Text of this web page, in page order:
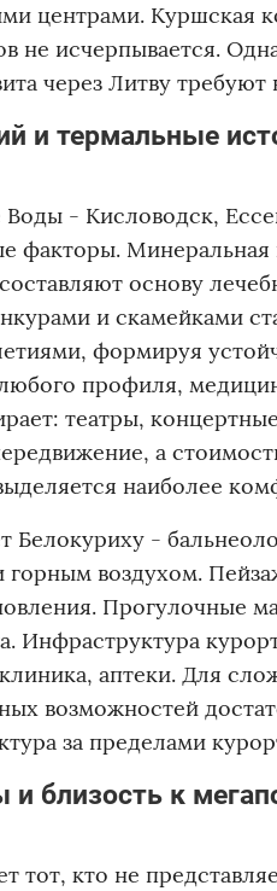
центрами. Куршская
не исчерпывается.
через Литву
и термальные
- Кисловодск,
факторы.
основу
и скамейками
формируя
профиля,
театры,
а
наиболее
Белокуриху -
воздухом.
Прогулочные
Инфраструктура
аптеки. Для
возможностей
за пределами
близость к
тот, кто не